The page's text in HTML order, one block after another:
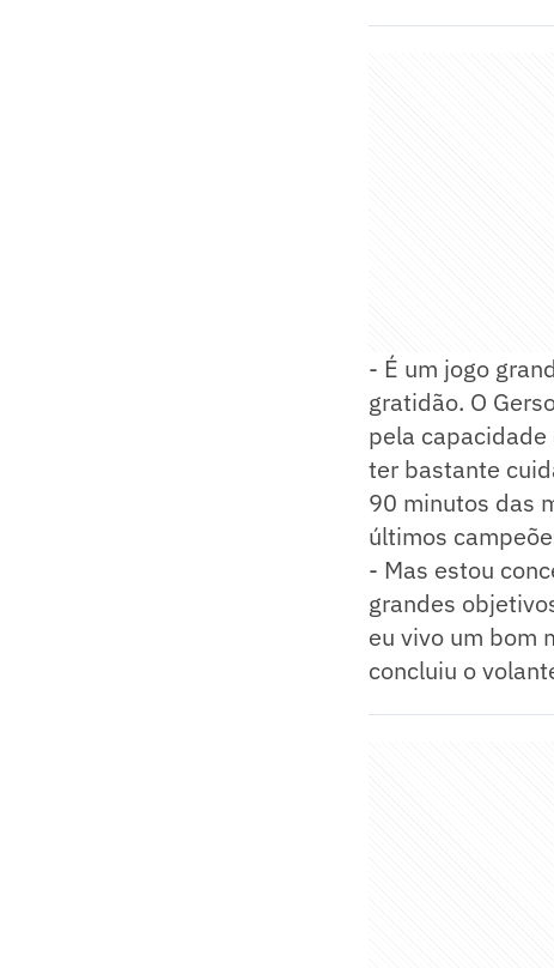
- É um jogo
gratidão. O
pela
ter bastante
90 minutos das
últimos
- Mas estou
grandes
eu vivo um bom
concluiu o